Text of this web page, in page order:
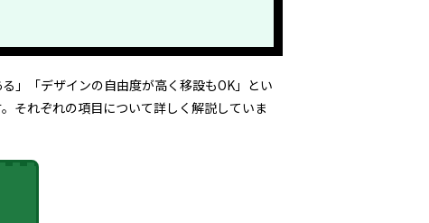
」「デザインの自由度が高く移設もOK」とい
それぞれの項目について詳しく解説していま